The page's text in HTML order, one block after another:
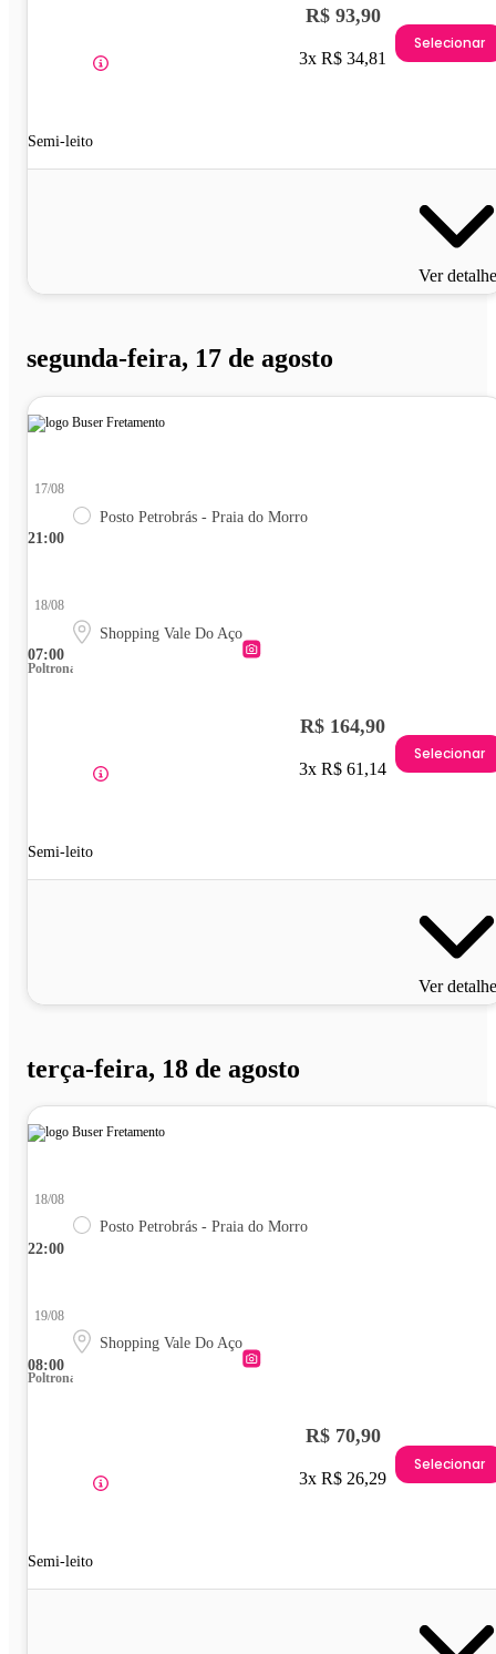
Semi-leito
R$ 93,90
3x R$ 34,81
Selecionar
Ver
segunda-feira, 17 de agosto
21:00
17/08
Posto Petrobrás - Praia do Morro
07:00
18/08
Shopping Vale Do Aço
Poltrona
Semi-leito
R$ 164,90
3x R$ 61,14
Selecionar
Ver
terça-feira, 18 de agosto
22:00
18/08
Posto Petrobrás - Praia do Morro
08:00
19/08
Shopping Vale Do Aço
Poltrona
Semi-leito
R$ 70,90
3x R$ 26,29
Selecionar